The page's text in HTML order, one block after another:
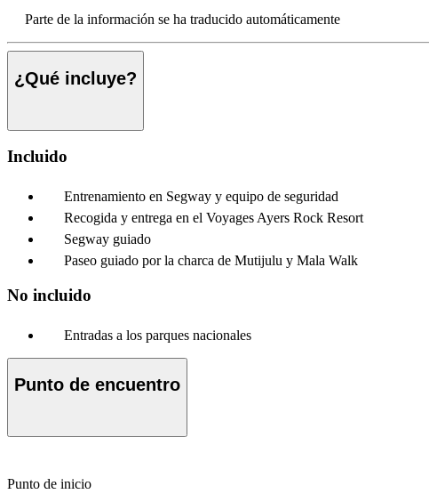
Parte de la información se ha traducido automáticamente
¿Qué incluye?
Incluido
Entrenamiento en Segway y equipo de seguridad
Recogida y entrega en el Voyages Ayers Rock Resort
Segway guiado
Paseo guiado por la charca de Mutijulu y Mala Walk
No incluido
Entradas a los parques nacionales
Punto de encuentro
Punto de inicio